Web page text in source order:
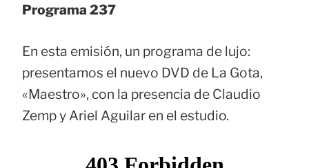
Programa 237
En esta emisión, un programa de lujo:
presentamos el nuevo DVD de La Gota,
«Maestro», con la presencia de Claudio
Zemp y Ariel Aguilar en el estudio.